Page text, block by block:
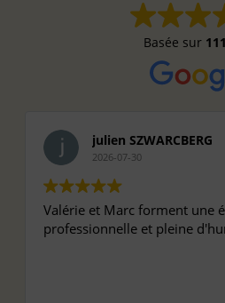
Basée sur
julien SZWARCBERG
2026-07-30
Valérie et Marc forment une
professionnelle et pleine